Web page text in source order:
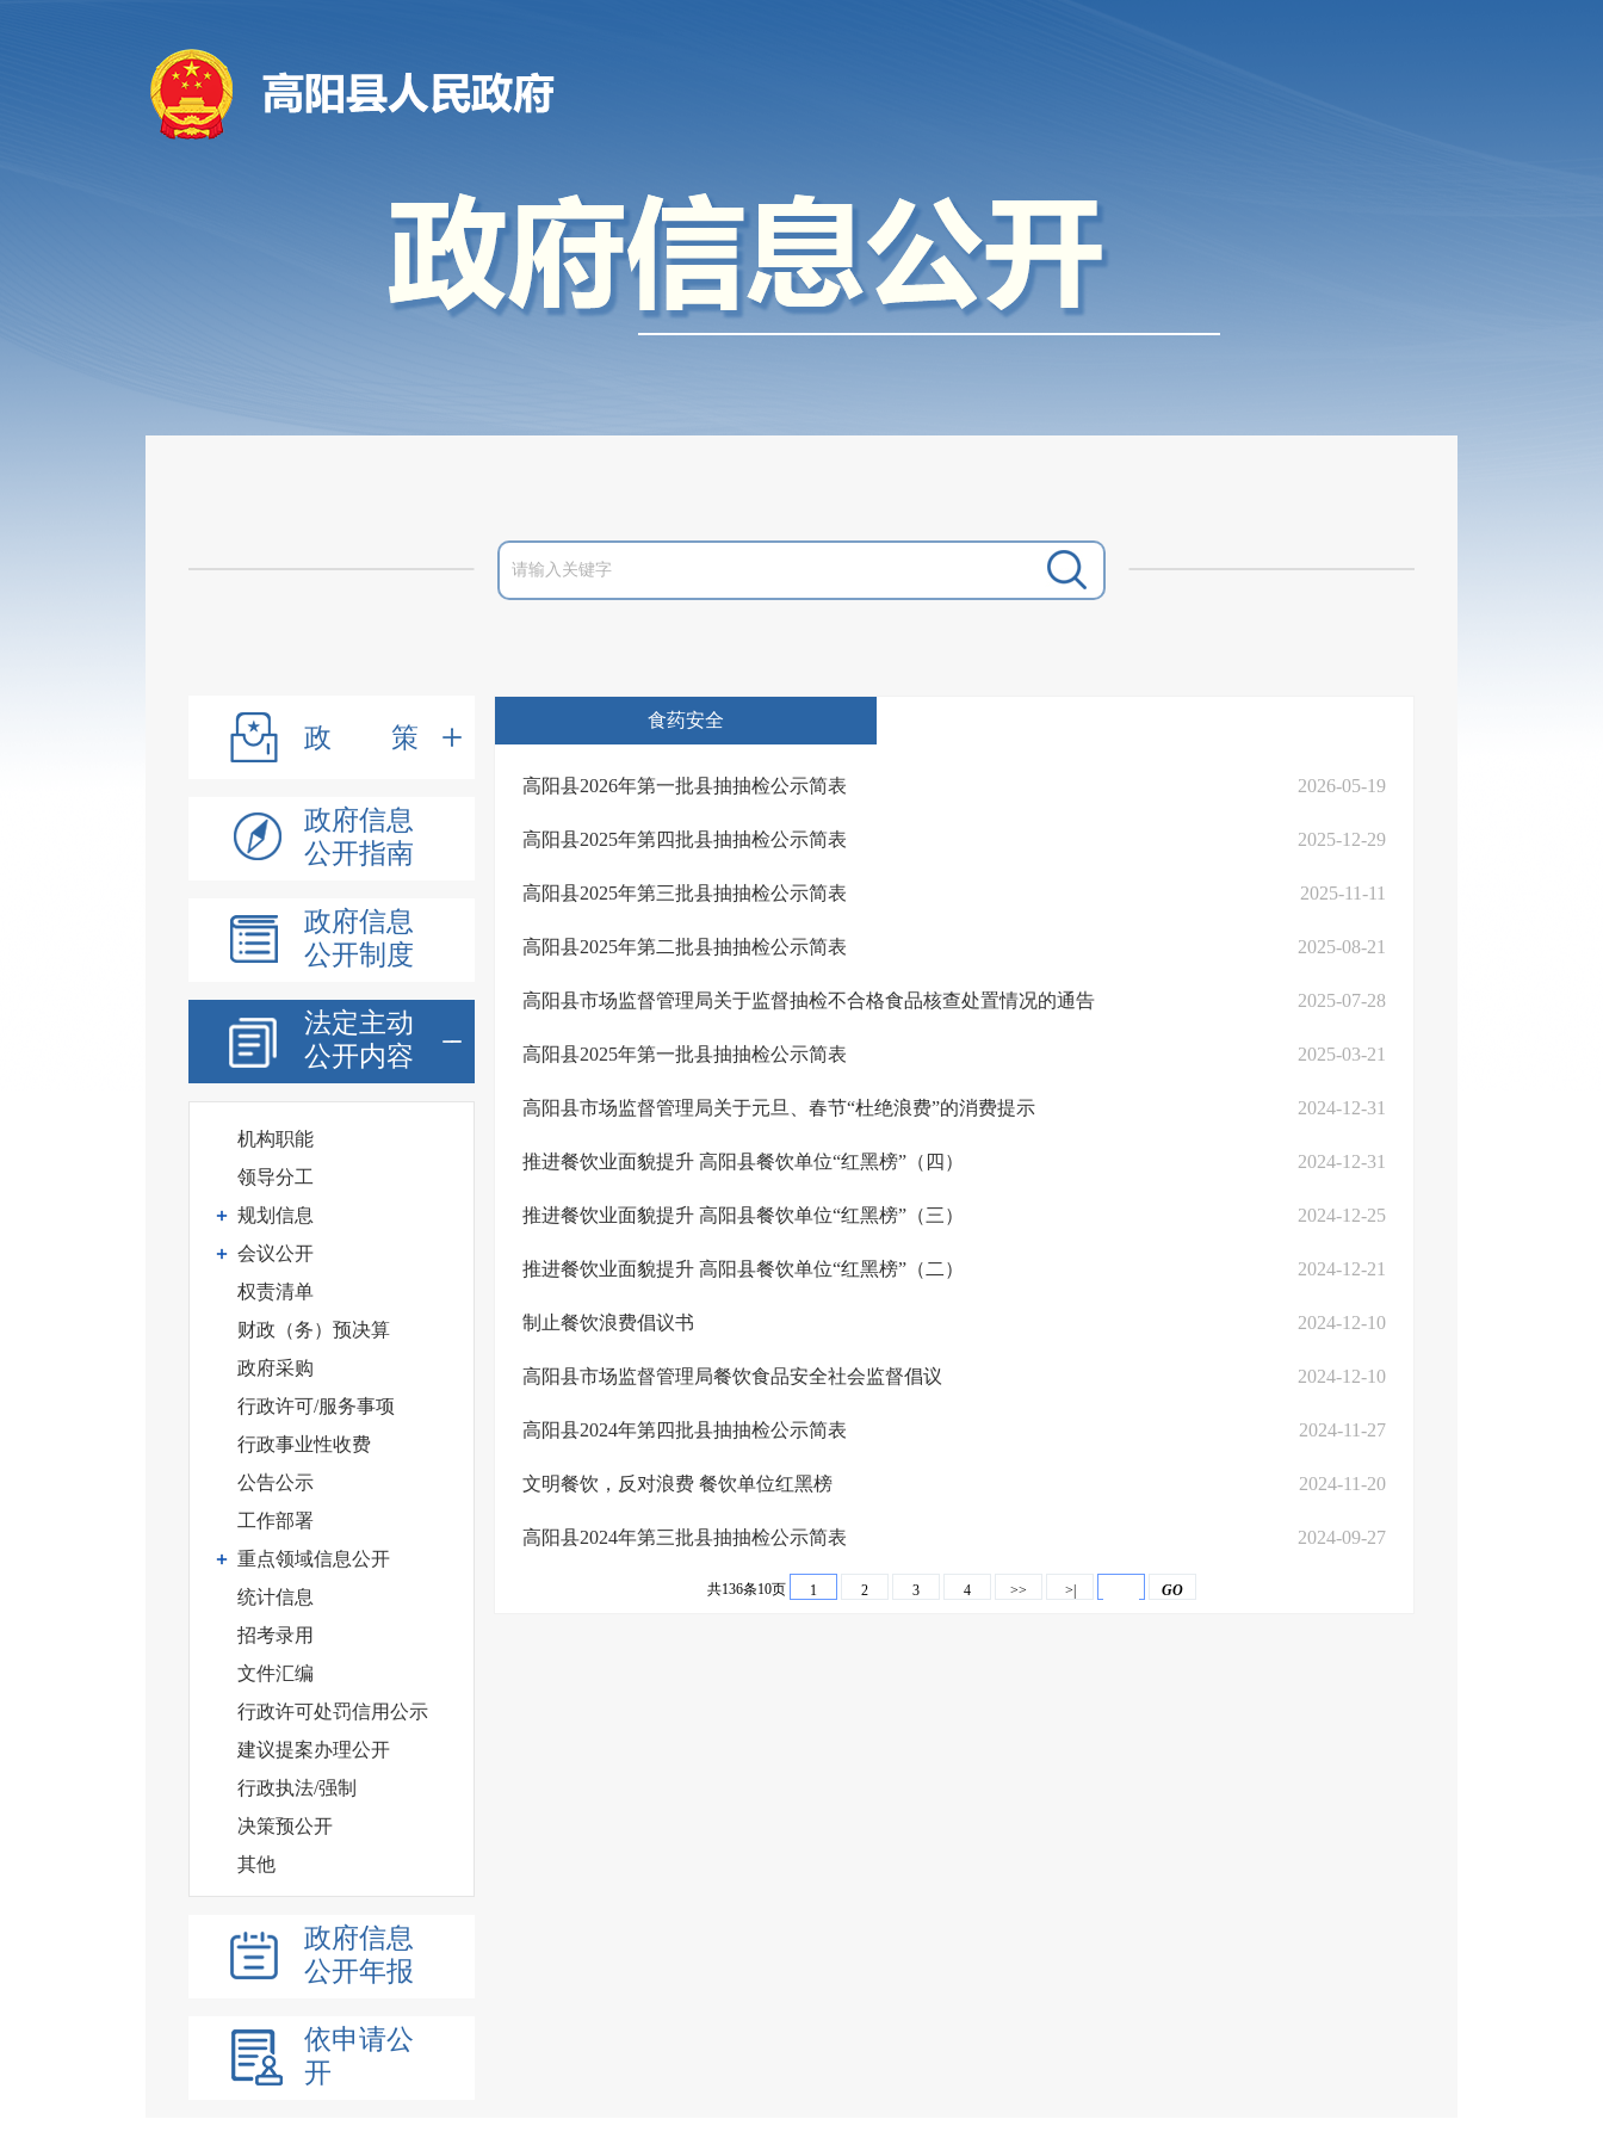
政策
政府信息
公开指南
政府信息
公开制度
法定主动
公开内容
机构职能
领导分工
规划信息
会议公开
权责清单
财政（务）预决算
政府采购
行政许可/服务事项
行政事业性收费
公告公示
工作部署
重点领域信息公开
统计信息
招考录用
文件汇编
行政许可处罚信用公示
建议提案办理公开
行政执法/强制
决策预公开
其他
政府信息
公开年报
依申请公
开
食药安全
高阳县2026年第一批县抽抽检公示简表 2026-05-19
高阳县2025年第四批县抽抽检公示简表 2025-12-29
高阳县2025年第三批县抽抽检公示简表 2025-11-11
高阳县2025年第二批县抽抽检公示简表 2025-08-21
高阳县市场监督管理局关于监督抽检不合格食品核查处置情况的通告 2025-07-28
高阳县2025年第一批县抽抽检公示简表 2025-03-21
高阳县市场监督管理局关于元旦、春节“杜绝浪费”的消费提示 2024-12-31
推进餐饮业面貌提升 高阳县餐饮单位“红黑榜”（四） 2024-12-31
推进餐饮业面貌提升 高阳县餐饮单位“红黑榜”（三） 2024-12-25
推进餐饮业面貌提升 高阳县餐饮单位“红黑榜”（二） 2024-12-21
制止餐饮浪费倡议书 2024-12-10
高阳县市场监督管理局餐饮食品安全社会监督倡议 2024-12-10
高阳县2024年第四批县抽抽检公示简表 2024-11-27
文明餐饮，反对浪费 餐饮单位红黑榜 2024-11-20
高阳县2024年第三批县抽抽检公示简表 2024-09-27
共136条10页 1 2 3 4 >> >| GO